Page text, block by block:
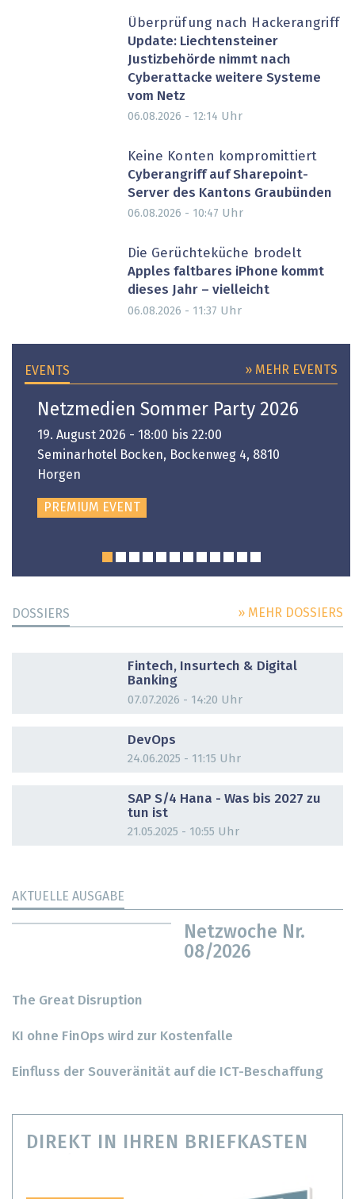
Überprüfung nach Hackerangriff
Update: Liechtensteiner
Justizbehörde nimmt nach
Cyberattacke weitere Systeme
vom Netz
06.08.2026 - 12:14 Uhr
Keine Konten kompromittiert
Cyberangriff auf Sharepoint-
Server des Kantons Graubünden
06.08.2026 - 10:47 Uhr
Die Gerüchteküche brodelt
Apples faltbares iPhone kommt
dieses Jahr – vielleicht
06.08.2026 - 11:37 Uhr
EVENTS » MEHR EVENTS
Netzmedien Sommer Party 2026
19. August 2026 - 18:00 bis 22:00
Seminarhotel Bocken, Bockenweg 4, 8810
Horgen
PREMIUM EVENT
DOSSIERS » MEHR DOSSIERS
Fintech, Insurtech & Digital
Banking
07.07.2026 - 14:20 Uhr
DevOps
24.06.2025 - 11:15 Uhr
SAP S/4 Hana - Was bis 2027 zu
tun ist
21.05.2025 - 10:55 Uhr
AKTUELLE AUSGABE
Netzwoche Nr.
08/2026
The Great Disruption
KI ohne FinOps wird zur Kostenfalle
Einfluss der Souveränität auf die ICT-Beschaffung
DIREKT IN IHREN BRIEFKASTEN